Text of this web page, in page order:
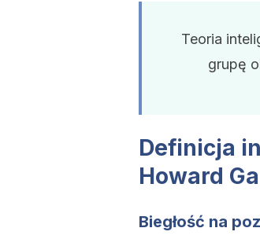
Teoria
grupę
Definicja
Howard
Biegłość na